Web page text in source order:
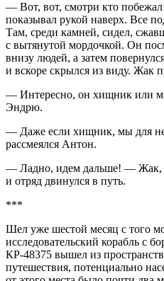
— Вот, вот, смотри кто
показывал рукой наверх. Все
Там, среди камней, сидел,
с вытянутой мордочкой. Он
внизу людей, а затем
и вскоре скрылся из виду. Жак
— Интересно, он хищник или
Эндрю.
— Даже если хищник, мы для
рассмеялся Антон.
— Ладно, идем дальше! — Жак,
и отряд двинулся в путь.
***
Шел уже шестой месяц с того
исследовательский корабль с
КР-48375 вышел из
путешествия, потенциально